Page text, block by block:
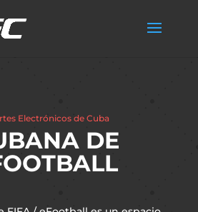
Electrónicos de Cuba
DE